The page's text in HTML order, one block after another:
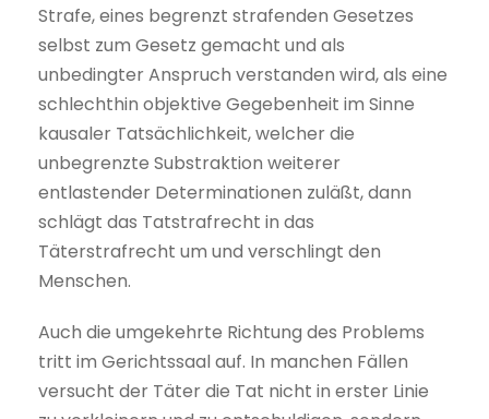
Strafe, eines begrenzt strafenden Gesetzes
selbst zum Gesetz gemacht und als
unbedingter Anspruch verstanden wird, als eine
schlechthin objektive Gegebenheit im Sinne
kausaler Tatsächlichkeit, welcher die
unbegrenzte Substraktion weiterer
entlastender Determinationen zuläßt, dann
schlägt das Tatstrafrecht in das
Täterstrafrecht um und verschlingt den
Menschen.
Auch die umgekehrte Richtung des Problems
tritt im Gerichtssaal auf. In manchen Fällen
versucht der Täter die Tat nicht in erster Linie